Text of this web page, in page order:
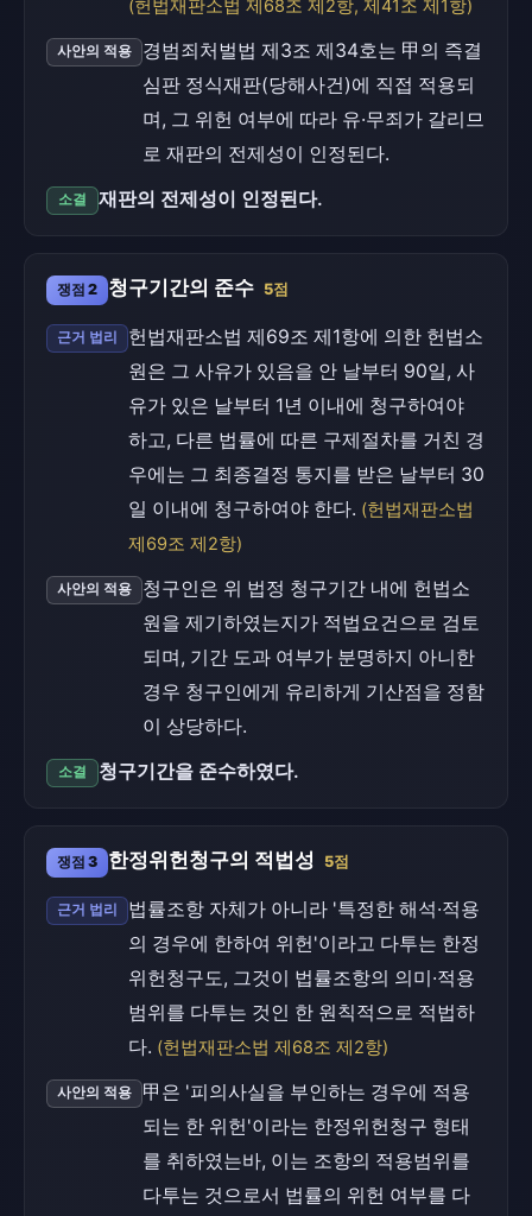
(헌법재판소법 제68조 제2항, 제41조 제1항)
사안의 적용
경범죄처벌법 제3조 제34호는 甲의 즉결
심판 정식재판(당해사건)에 직접 적용되
며, 그 위헌 여부에 따라 유·무죄가 갈리므
로 재판의 전제성이 인정된다.
소결 재판의 전제성이 인정된다.
쟁점 2 청구기간의 준수 5점
근거 법리
헌법재판소법 제69조 제1항에 의한 헌법소
원은 그 사유가 있음을 안 날부터 90일, 사
유가 있은 날부터 1년 이내에 청구하여야
하고, 다른 법률에 따른 구제절차를 거친 경
우에는 그 최종결정 통지를 받은 날부터 30
일 이내에 청구하여야 한다. (헌법재판소법
제69조 제2항)
사안의 적용
청구인은 위 법정 청구기간 내에 헌법소
원을 제기하였는지가 적법요건으로 검토
되며, 기간 도과 여부가 분명하지 아니한
경우 청구인에게 유리하게 기산점을 정함
이 상당하다.
소결 청구기간을 준수하였다.
쟁점 3 한정위헌청구의 적법성 5점
근거 법리
법률조항 자체가 아니라 '특정한 해석·적용
의 경우에 한하여 위헌'이라고 다투는 한정
위헌청구도, 그것이 법률조항의 의미·적용
범위를 다투는 것인 한 원칙적으로 적법하
다. (헌법재판소법 제68조 제2항)
사안의 적용
甲은 '피의사실을 부인하는 경우에 적용
되는 한 위헌'이라는 한정위헌청구 형태
를 취하였는바, 이는 조항의 적용범위를
다투는 것으로서 법률의 위헌 여부를 다